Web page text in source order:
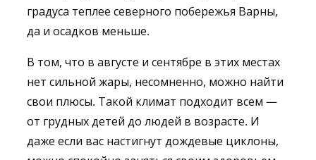
градуса теплее северного побережья Варны,
да и осадков меньше.
В том, что в августе и сентябре в этих местах
нет сильной жары, несомненно, можно найти
свои плюсы. Такой климат подходит всем —
от грудных детей до людей в возрасте. И
даже если вас настигнут дождевые циклоны,